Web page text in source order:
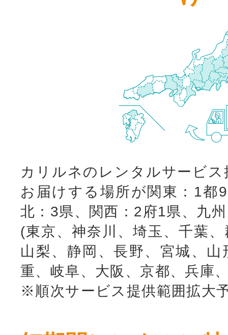
カリルネのレンタルサービ
お届けする場所が関東：1都
北：3県、関西：2府1県、九
(東京、神奈川、埼玉、千葉
山梨、静岡、長野、宮城、
重、岐阜、大阪、京都、兵庫
※順次サービス提供範囲拡大